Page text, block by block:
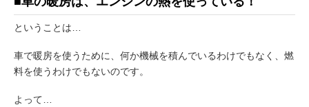
ということは…
車で暖房を使うために、何か機械を積んでいるわけでもなく、燃
料を使うわけでもないのです。
よって…